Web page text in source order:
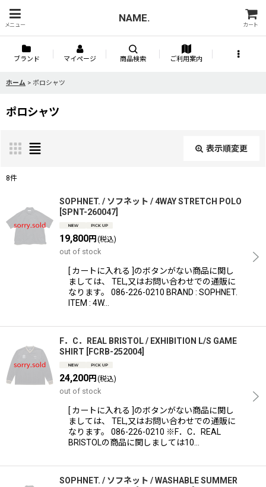
メニュー
NAME.
カート
ブランド マイページ 商品検索 ご利用案内
ホーム > ポロシャツ
ポロシャツ
表示順変更
絞り込む
8件
SOPHNET. / ソフネット / 4WAY STRETCH POLO
SPNT-260047
19,800円 (税込)
out of stock
[ カートに入れる ]のボタンがない商品に関し
ましては、 TEL,又はお問い合わせでの通販に
なります。 086-226-0210 BRAND : SOPHNET.
ITEM : 4W…
F．C．REAL BRISTOL / EXHIBITION L/S GAME
SHIRT
FCRB-252004
24,200円 (税込)
out of stock
[ カートに入れる ]のボタンがない商品に関し
ましては、 TEL,又はお問い合わせでの通販に
なります。 086-226-0210 ※F．C．REAL
BRISTOLの商品に関しましては10…
SOPHNET. / ソフネット / WASHABLE SUMMER